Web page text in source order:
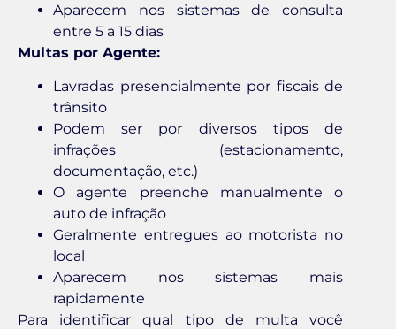
Aparecem nos sistemas de consulta
entre 5 a 15 dias
Multas por Agente:
Lavradas presencialmente por fiscais de
trânsito
Podem ser por diversos tipos de
infrações (estacionamento,
documentação, etc.)
O agente preenche manualmente o
auto de infração
Geralmente entregues ao motorista no
local
Aparecem nos sistemas mais
rapidamente
Para identificar qual tipo de multa você